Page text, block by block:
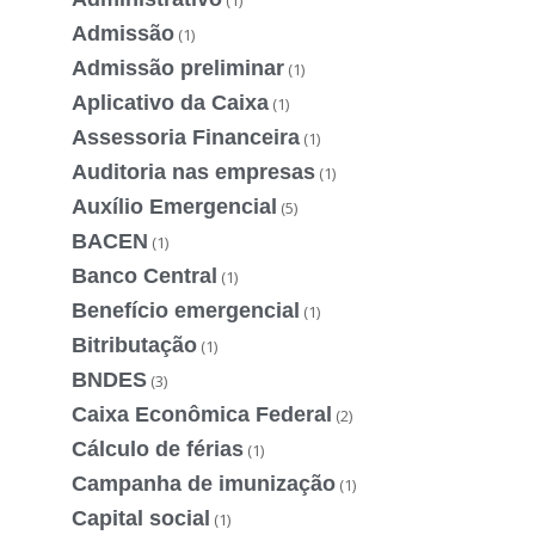
Admissão (1)
Admissão preliminar (1)
Aplicativo da Caixa (1)
Assessoria Financeira (1)
Auditoria nas empresas (1)
Auxílio Emergencial (5)
BACEN (1)
Banco Central (1)
Benefício emergencial (1)
Bitributação (1)
BNDES (3)
Caixa Econômica Federal (2)
Cálculo de férias (1)
Campanha de imunização (1)
Capital social (1)